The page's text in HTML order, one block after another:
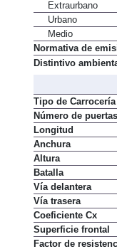
Consumo NEDC
Extraurbano
Urbano
Medio
Normativa de
Tipo de Carrocería
Número de puertas
Longitud
Anchura
Altura
Batalla
Vía delantera
Vía trasera
Coeficiente Cx
Superficie frontal